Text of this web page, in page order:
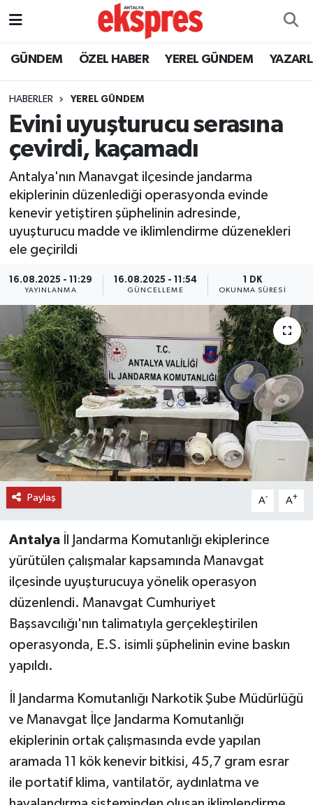
GÜNDEM ÖZEL HABER YEREL GÜNDEM
HABERLER YEREL GÜNDEM
Evini uyuşturucu serasına
çevirdi, kaçamadı
Antalya'nın Manavgat ilçesinde jandarma
ekiplerinin düzenlediği operasyonda evinde
kenevir yetiştiren şüphelinin adresinde,
uyuşturucu madde ve iklimlendirme düzenekleri
ele geçirildi
16.08.2025 - 11:29
YAYINLANMA
16.08.2025 - 11:54
GÜNCELLEME
1 DK
OKUNMA SÜRESI
Paylaş A- A+
Antalyaİl Jandarma Komutanlığı ekiplerince
yürütülen çalışmalar kapsamında Manavgat
ilçesinde uyuşturucuya yönelik operasyon
düzenlendi. Manavgat Cumhuriyet
Başsavcılığı'nın talimatıyla gerçekleştirilen
operasyonda, E.S. isimli şüphelinin evine baskın
yapıldı.
İl Jandarma Komutanlığı Narkotik Şube Müdürlüğü
ve Manavgat İlçe Jandarma Komutanlığı
ekiplerinin ortak çalışmasında evde yapılan
aramada 11 kök kenevir bitkisi, 45,7 gram esrar
ile portatif klima, vantilatör, aydınlatma ve
ÖZEL HABER
YEREL GÜNDEM
EKONOMİ
KÜLTÜR - SANAT
SPOR
SAĞLIK
DÜNYA
EĞİTİM
TURİZM
RÖPORTAJ
VİDEO HABERLER
MAGAZİN
Nöbetçi Eczaneler
Trafik Durumu
Süper Lig Puan Durumu ve Fikstür
Tüm Manşetler
Son Dakika Haberleri